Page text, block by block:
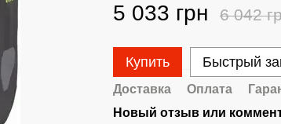
5 033 грн 6 042
Купить Быстрый
Доставка Оплата
Новый отзыв или